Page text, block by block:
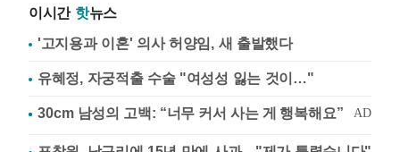
이시간 핫뉴스
'고지용과 이혼' 의사 허양임, 새 출발했다
유혜정, 자궁적출 수술 "여성성 잃는 것이…"